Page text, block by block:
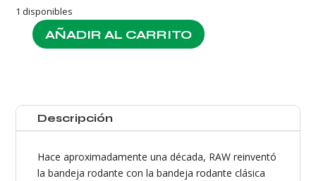
1 disponibles
BandejaAÑADIR AL CARRITO
Descripción
Hace aproximadamente una década, RAW reinventó
la bandeja rodante con la bandeja rodante clásica